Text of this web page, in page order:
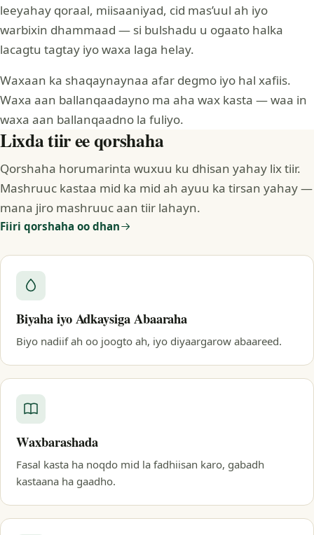
leeyahay qoraal, miisaaniyad, cid mas’uul ah iyo
warbixin dhammaad — si bulshadu u ogaato halka
lacagtu tagtay iyo waxa laga helay.
Waxaan ka shaqaynaynaa afar degmo iyo hal xafiis.
Waxa aan ballanqaadayno ma aha wax kasta — waa in
waxa aan ballanqaadno la fuliyo.
Lixda tiir ee qorshaha
Qorshaha horumarinta wuxuu ku dhisan yahay lix tiir.
Mashruuc kastaa mid ka mid ah ayuu ka tirsan yahay —
mana jiro mashruuc aan tiir lahayn.
Fiiri qorshaha oo dhan
Biyaha iyo Adkaysiga Abaaraha
Biyo nadiif ah oo joogto ah, iyo diyaargarow abaareed.
Waxbarashada
Fasal kasta ha noqdo mid la fadhiisan karo, gabadh
kastaana ha gaadho.